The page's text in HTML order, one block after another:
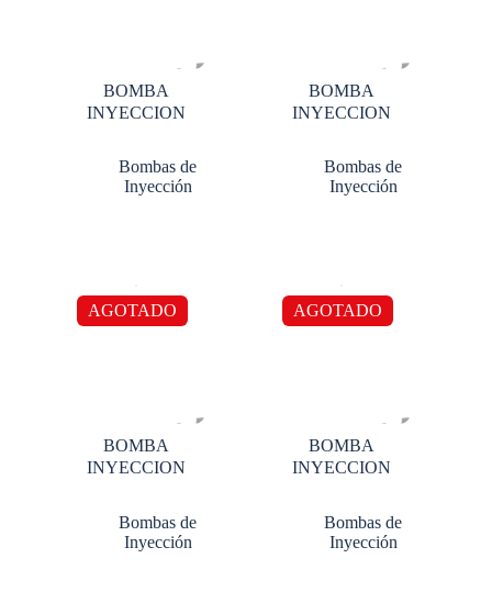
BOMBA
INYECCION
Bombas de
Inyección
BOMBA
INYECCION
Bombas de
Inyección
AGOTADO
BOMBA
INYECCION
Bombas de
Inyección
AGOTADO
BOMBA
INYECCION
Bombas de
Inyección